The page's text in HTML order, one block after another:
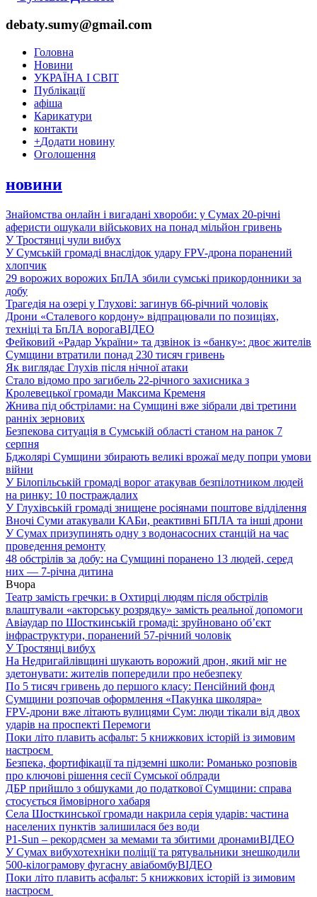
debaty.sumy@gmail.com
Головна
Новини
УКРАЇНА І СВІТ
Публікації
афіша
Карикатури
контакти
+Додати новину
Оголошення
новини
Знайомства онлайн і вигадані хвороби: у Сумах 20-річні
аферисти ошукали військових на понад мільйон гривень
У Тростянці чули вибух
У Сумській громаді внаслідок удару FPV-дрона поранений
хлопчик
29 ворожих ворожих БпЛА збили сумські прикордонники за
добу
Трагедія на озері у Глухові: загинув 66-річний чоловік
Дрони «Сталевого кордону» відпрацювали по позиціях,
техніці та БпЛА ворогаВІДЕО
Фейковий «Радар України» та дзвінок із «банку»: двоє жителів
Сумщини втратили понад 230 тисяч гривень
Як виглядає Глухів після нічної атаки
Стало відомо про загибель 22-річного захисника з
Кролевецької громади Максима Кременя
Жнива під обстрілами: на Сумщині вже зібрали дві третини
ранніх зернових
Безпекова ситуація в Сумській області станом на ранок 7
серпня
Бджолярі Сумщини збирають великі врожаї меду попри умови
війни
У Білопільській громаді ворог атакував безпілотником людей
на ринку: 10 постраждалих
У Глухівській громаді знищене росіянами поштове відділення
Вночі Суми атакували КАБи, реактивні БПЛА та інші дрони
У Сумах призупинять одну з водонасосних станцій на час
проведення ремонту
48 обстрілів за добу: на Сумщині поранено 13 людей, серед
них — 7-річна дитина
Вчора
Театр замість гречки: в Охтирці людям після обстрілів
влаштували «акторську розрядку» замість реальної допомоги
Авіаудар по Шосткинській громаді: зруйновано об’єкт
інфраструктури, поранений 57-річний чоловік
У Тростянці вибух
На Недригайлівщині шукають ворожий дрон, який міг не
здетонувати: жителів попередили про небезпеку
По 5 тисяч гривень до першого класу: Пенсійний фонд
Сумщини розпочав оформлення «Пакунка школяра»
FPV-дрони вже літають вулицями Сум: люди тікали від двох
ударів на проспекті Перемоги
Поки літо плавить асфальт: 5 книжкових історій із зимовим
настроєм
Безпека, фортифікації та підземні школи: Романько розповів
про ключові рішення сесії Сумської облради
ДБР прийшло з обшуками до податкової Сумщини: справа
стосується ймовірного хабаря
Села Шосткинської громади накрила серія ударів: частина
населених пунктів залишилася без води
P1-Sun – рекордсмен за мемами та збитими дронамиВІДЕО
У Сумах вибухотехніки поліції та рятувальники знешкодили
500-кілограмову фугасну авіабомбуВІДЕО
Поки літо плавить асфальт: 5 книжкових історій із зимовим
настроєм